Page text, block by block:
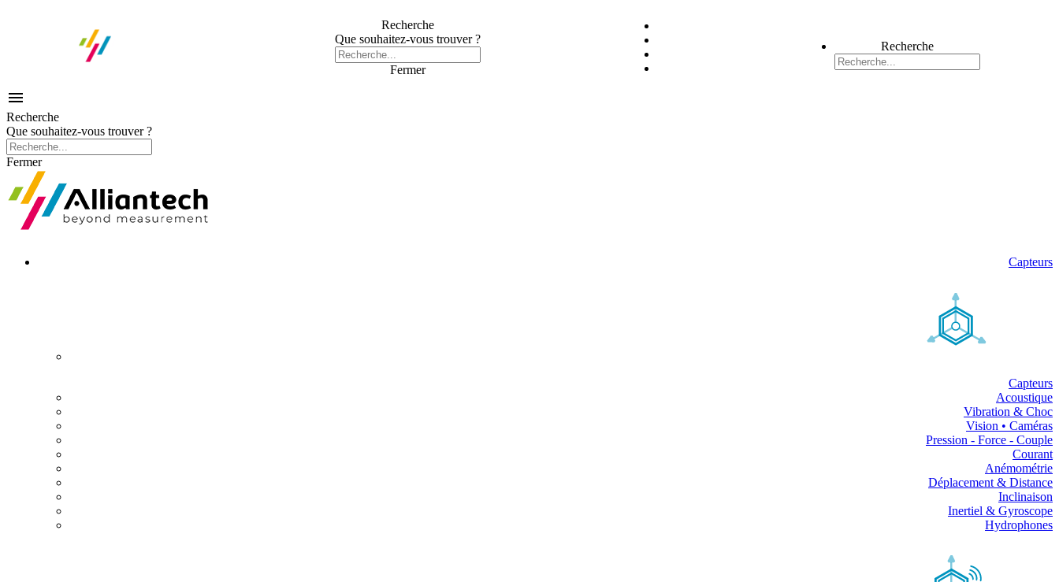
Recherche
Que souhaitez-vous trouver ?
Fermer
Recherche

Recherche
Que souhaitez-vous trouver ?
Fermer
Capteurs
Capteurs
Acoustique
Vibration & Choc
Vision • Caméras
Pression - Force - Couple
Courant
Anémométrie
Déplacement & Distance
Inclinaison
Inertiel & Gyroscope
Hydrophones